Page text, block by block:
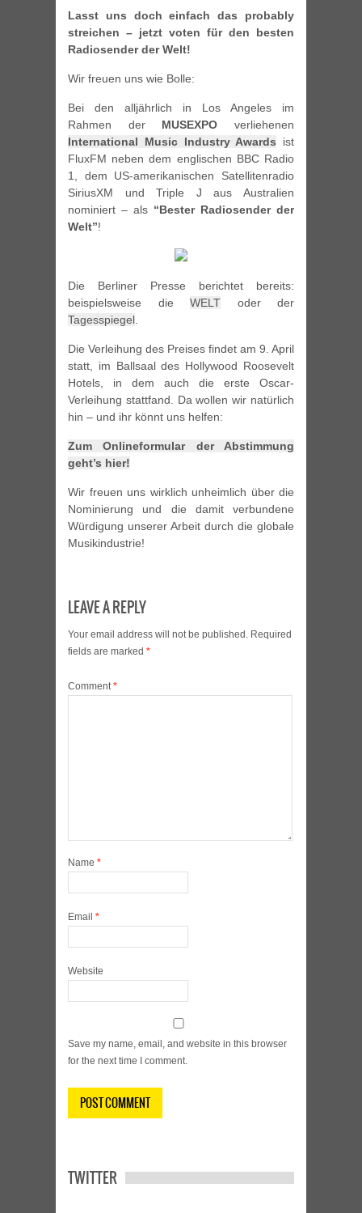
Lasst uns doch einfach das probably
streichen – jetzt voten für den besten
Radiosender der Welt!
Wir freuen uns wie Bolle:
Bei den alljährlich in Los Angeles im
Rahmen der MUSEXPO verliehenen
International Music Industry Awards ist
FluxFM neben dem englischen BBC Radio
1, dem US-amerikanischen Satellitenradio
SiriusXM und Triple J aus Australien
nominiert – als “Bester Radiosender der
Welt”!
Die Berliner Presse berichtet bereits:
beispielsweise die WELT oder der
Tagesspiegel
Die Verleihung des Preises findet am 9. April
statt, im Ballsaal des Hollywood Roosevelt
Hotels, in dem auch die erste Oscar-
Verleihung stattfand. Da wollen wir natürlich
hin – und ihr könnt uns helfen:
Zum Onlineformular der Abstimmung
geht’s hier!
Wir freuen uns wirklich unheimlich über die
Nominierung und die damit verbundene
Würdigung unserer Arbeit durch die globale
Musikindustrie!
LEAVE A REPLY
Your email address will not be published. Required
fields are marked *
Comment*
Name *
Email *
Website
Save my name, email, and website in this browser
for the next time I comment.
TWITTER